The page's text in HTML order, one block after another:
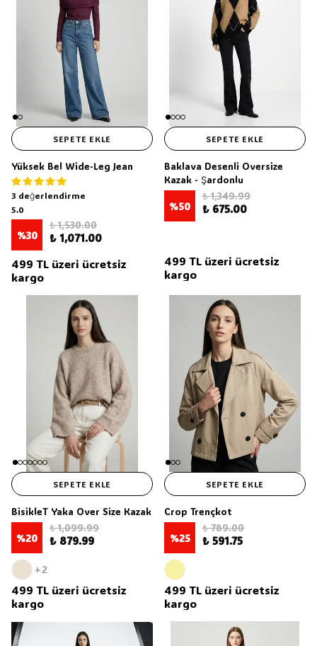
SEPETE EKLE
Yüksek Bel Wide-Leg Jean
3 değerlendirme
5.0
%30
₺ 1,530.00
₺ 1,071.00
499 TL üzeri ücretsiz
kargo
SEPETE EKLE
Baklava Desenli Oversize
Kazak - Şardonlu
%50
₺ 1,349.99
₺ 675.00
499 TL üzeri ücretsiz
kargo
SEPETE EKLE
BisikleT Yaka Over Size Kazak
%20
₺ 1,099.99
₺ 879.99
+2
499 TL üzeri ücretsiz
kargo
SEPETE EKLE
Crop Trençkot
%25
₺ 789.00
₺ 591.75
499 TL üzeri ücretsiz
kargo